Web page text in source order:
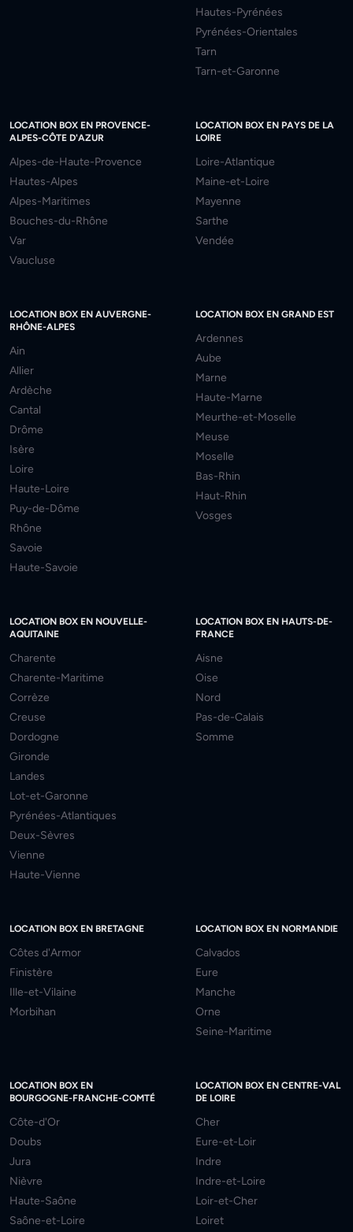
Hautes-Pyrénées
Pyrénées-Orientales
Tarn
Tarn-et-Garonne
LOCATION BOX EN PROVENCE-
ALPES-CÔTE D'AZUR
Alpes-de-Haute-Provence
Hautes-Alpes
Alpes-Maritimes
Bouches-du-Rhône
Var
Vaucluse
LOCATION BOX EN PAYS DE LA
LOIRE
Loire-Atlantique
Maine-et-Loire
Mayenne
Sarthe
Vendée
LOCATION BOX EN AUVERGNE-
RHÔNE-ALPES
Ain
Allier
Ardèche
Cantal
Drôme
Isère
Loire
Haute-Loire
Puy-de-Dôme
Rhône
Savoie
Haute-Savoie
LOCATION BOX EN GRAND EST
Ardennes
Aube
Marne
Haute-Marne
Meurthe-et-Moselle
Meuse
Moselle
Bas-Rhin
Haut-Rhin
Vosges
LOCATION BOX EN NOUVELLE-
AQUITAINE
Charente
Charente-Maritime
Corrèze
Creuse
Dordogne
Gironde
Landes
Lot-et-Garonne
Pyrénées-Atlantiques
Deux-Sèvres
Vienne
Haute-Vienne
LOCATION BOX EN HAUTS-DE-
FRANCE
Aisne
Oise
Nord
Pas-de-Calais
Somme
LOCATION BOX EN BRETAGNE
Côtes d'Armor
Finistère
Ille-et-Vilaine
Morbihan
LOCATION BOX EN NORMANDIE
Calvados
Eure
Manche
Orne
Seine-Maritime
LOCATION BOX EN
BOURGOGNE-FRANCHE-COMTÉ
Côte-d'Or
Doubs
Jura
Nièvre
Haute-Saône
Saône-et-Loire
LOCATION BOX EN CENTRE-VAL
DE LOIRE
Cher
Eure-et-Loir
Indre
Indre-et-Loire
Loir-et-Cher
Loiret